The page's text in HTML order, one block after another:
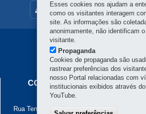
MAPA DO SITE
Navegação
Principal
Cohapar
COMPANHIA DE HABITAÇÃO
Rua Tenente Francisco Ferreira de Souza, 766
Esses cookies nos ajudam a
como os visitantes interagem
site. As informações são
anonimamente, não identificam o
visitante.
Propaganda
Cookies de propaganda são
rastrear preferências dos
nosso Portal relacionadas com
institucionais exibidos através do
YouTube.